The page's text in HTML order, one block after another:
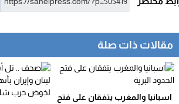
مقالات ذات صلة
اسبانيا والمغرب يتفقان على فتح